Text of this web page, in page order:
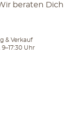
beraten Dich
& Verkauf
9–17:30 Uhr